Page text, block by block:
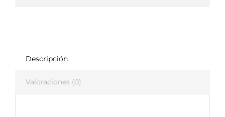
Descripción
Valoraciones (0)